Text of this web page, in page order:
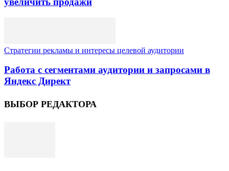
Стратегии рекламы и интересы целевой аудитории
Работа с сегментами аудитории и запросами в
Яндекс Директ
ВЫБОР РЕДАКТОРА